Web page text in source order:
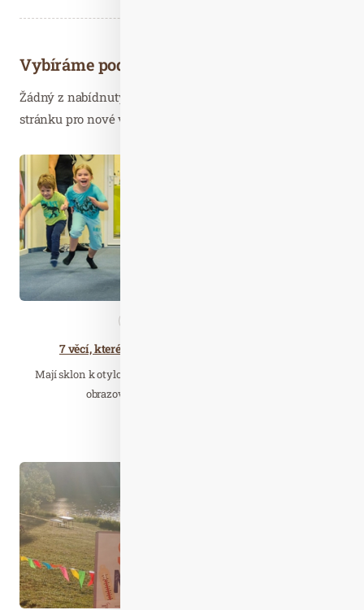
Vybíráme podobné články
Žádný z nabídnutých článků vás nezajímá? Aktualizujte
stránku pro nové výsledky...
7 věcí, které pomáhají motivovat děti k pohybu
Mají sklon k otylosti a nadváze, jsou lenivé a dostat je ven od
obrazovek je skoro nemožné. Podobná…